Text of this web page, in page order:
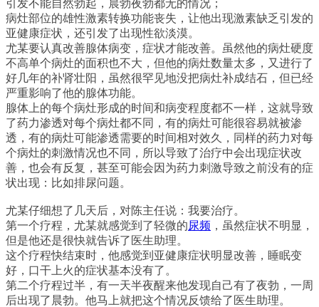
引发不能自然勃起，晨勃夜勃都无的情况；
病灶部位的雄性激素转换功能丧失，让他出现激素缺乏引发的
亚健康症状，还引发了出现性欲淡漠。
尤某要认真改善腺体病变，症状才能改善。虽然他的病灶硬度
不高单个病灶的面积也不大，但他的病灶数量太多，又进行了
好几年的补肾壮阳，虽然很罕见地没把病灶补成结石，但已经
严重影响了他的腺体功能。
腺体上的每个病灶形成的时间和病变程度都不一样，这就导致
了药力渗透对每个病灶都不同，有的病灶可能很容易就被渗
透，有的病灶可能渗透需要的时间相对效久，同样的药力对每
个病灶的刺激情况也不同，所以导致了治疗中会出现症状改
善，也会有反复，甚至可能会因为药力刺激导致之前没有的症
状出现：比如排尿问题。
尤某仔细想了几天后，对陈主任说：我要治疗。
第一个疗程，尤某就感觉到了轻微的尿频 ，虽然症状不明显，
但是他还是很快就告诉了医生助理。
这个疗程快结束时，他感觉到亚健康症状明显改善，睡眠变
好，口干上火的症状基本没有了。
第二个疗程过半，有一天半夜醒来他发现自己有了夜勃，一周
后出现了晨勃。他马上就把这个情况反馈给了医生助理。